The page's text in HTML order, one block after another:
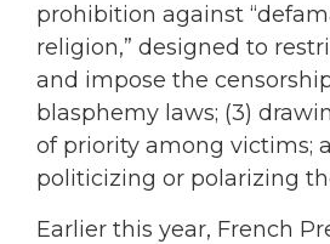
prohibition against
religion,” designed to
and impose the
blasphemy laws; (3)
of priority among victims;
politicizing or polarizing
Earlier this year, French